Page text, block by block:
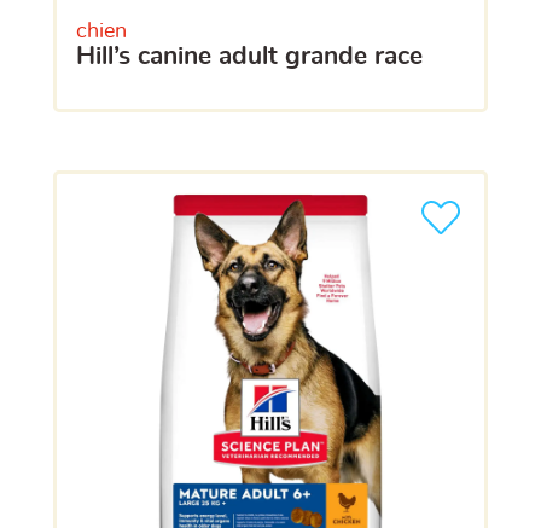
chien
hill’s canine adult grande race